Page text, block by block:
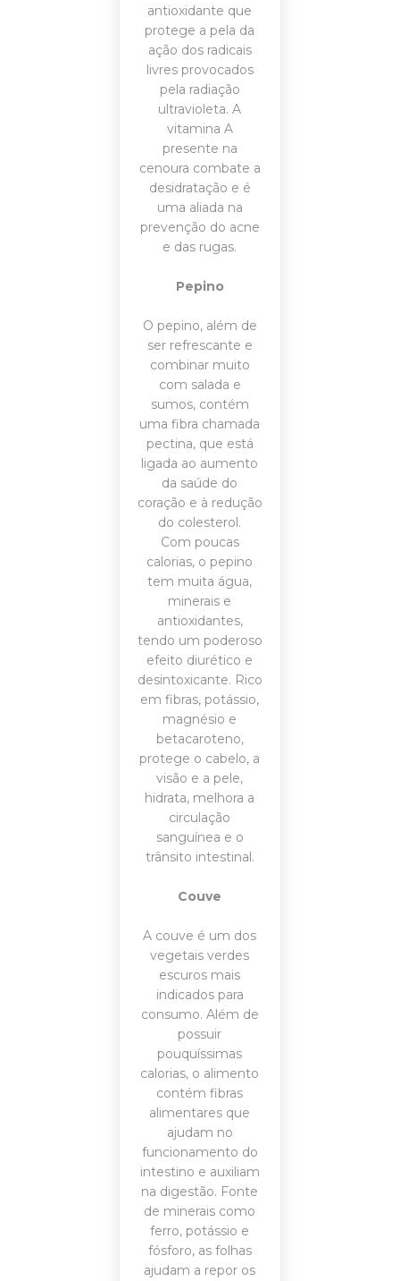
antioxidante que
protege a pela da
ação dos radicais
livres provocados
pela radiação
ultravioleta. A
vitamina A
presente na
cenoura combate a
desidratação e é
uma aliada na
prevenção do acne
e das rugas.
Pepino
O pepino, além de
ser refrescante e
combinar muito
com salada e
sumos, contém
uma fibra chamada
pectina, que está
ligada ao aumento
da saúde do
coração e à redução
do colesterol.
Com poucas
calorias, o pepino
tem muita água,
minerais e
antioxidantes,
tendo um poderoso
efeito diurético e
desintoxicante. Rico
em fibras, potássio,
magnésio e
betacaroteno,
protege o cabelo, a
visão e a pele,
hidrata, melhora a
circulação
sanguínea e o
trânsito intestinal.
Couve
A couve é um dos
vegetais verdes
escuros mais
indicados para
consumo. Além de
possuir
pouquíssimas
calorias, o alimento
contém fibras
alimentares que
ajudam no
funcionamento do
intestino e auxiliam
na digestão. Fonte
de minerais como
ferro, potássio e
fósforo, as folhas
ajudam a repor os